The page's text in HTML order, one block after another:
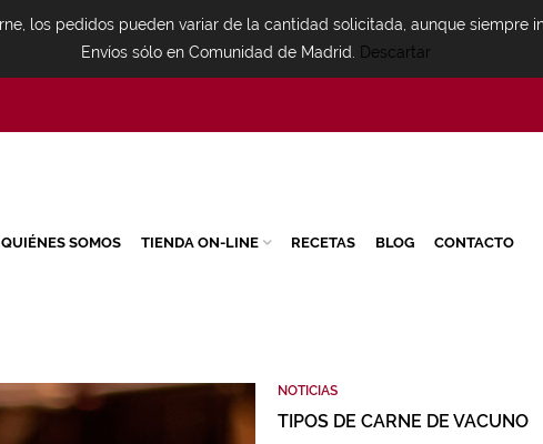
QUIÉNES SOMOS TIENDA ON-LINE RECETAS BLOG CONTACTO
NOTICIAS
TIPOS DE CARNE DE VACUNO
los pedidos pueden variar de la cantidad solicitada, aunque siempre
Envíos sólo en Comunidad de Madrid.
Descartar